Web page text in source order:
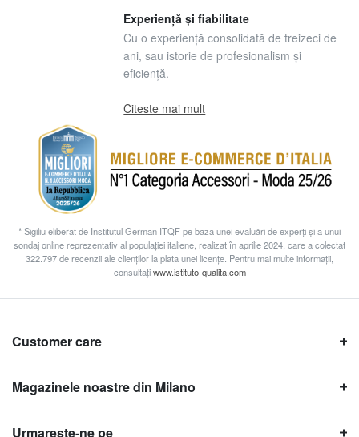
Experiență și fiabilitate
Cu o experiență consolidată de treizeci de
ani, sau istorie de profesionalism și
eficiență.
Citeste mai mult
* Sigiliu eliberat de Institutul German ITQF pe baza unei evaluări de experți și a unui
sondaj online reprezentativ al populației italiene, realizat în aprilie 2024, care a colectat
322.797 de recenzii ale clienților la plata unei licențe. Pentru mai multe informații,
consultațiwww.istituto-qualita.com
Customer care
Magazinele noastre din Milano
Urmareste-ne pe